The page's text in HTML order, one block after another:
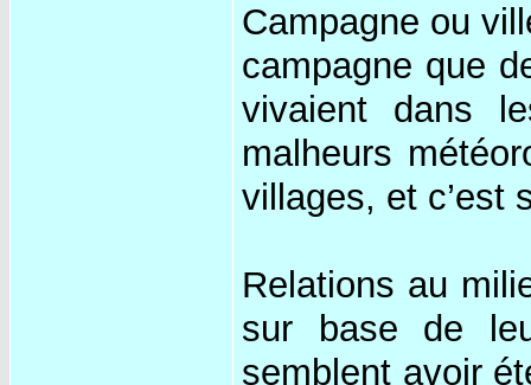
Campagne ou
campagne que
vivaient dans
malheurs
villages, et c’est
Relations au
sur base de
semblent avoir